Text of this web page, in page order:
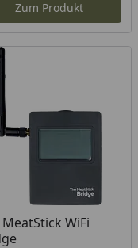
Zum Produkt
WiFi
nicht lieferbar